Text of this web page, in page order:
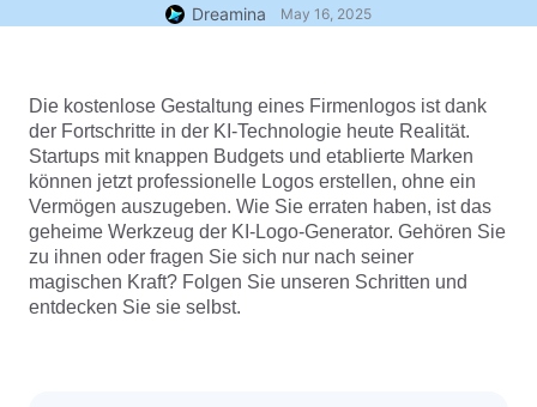
Dreamina May 16, 2025
Die kostenlose Gestaltung eines Firmenlogos ist dank
der Fortschritte in der KI-Technologie heute Realität.
Startups mit knappen Budgets und etablierte Marken
können jetzt professionelle Logos erstellen, ohne ein
Vermögen auszugeben. Wie Sie erraten haben, ist das
geheime Werkzeug der KI-Logo-Generator. Gehören Sie
zu ihnen oder fragen Sie sich nur nach seiner
magischen Kraft? Folgen Sie unseren Schritten und
entdecken Sie sie selbst.